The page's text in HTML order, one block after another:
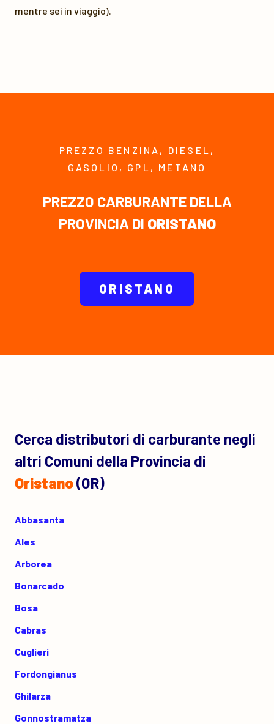
mentre sei in viaggio).
PREZZO BENZINA, DIESEL,
GASOLIO, GPL, METANO
PREZZO CARBURANTE DELLA
PROVINCIA DI ORISTANO
ORISTANO
Cerca distributori di carburante negli
altri Comuni della Provincia di
Oristano(OR)
Abbasanta
Ales
Arborea
Bonarcado
Bosa
Cabras
Cuglieri
Fordongianus
Ghilarza
Gonnostramatza